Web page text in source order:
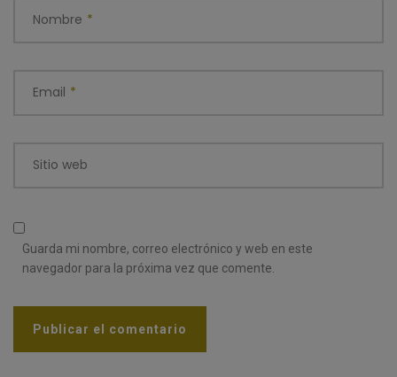
Nombre *
Email *
Sitio web
Guarda mi nombre, correo electrónico y web en este
navegador para la próxima vez que comente.